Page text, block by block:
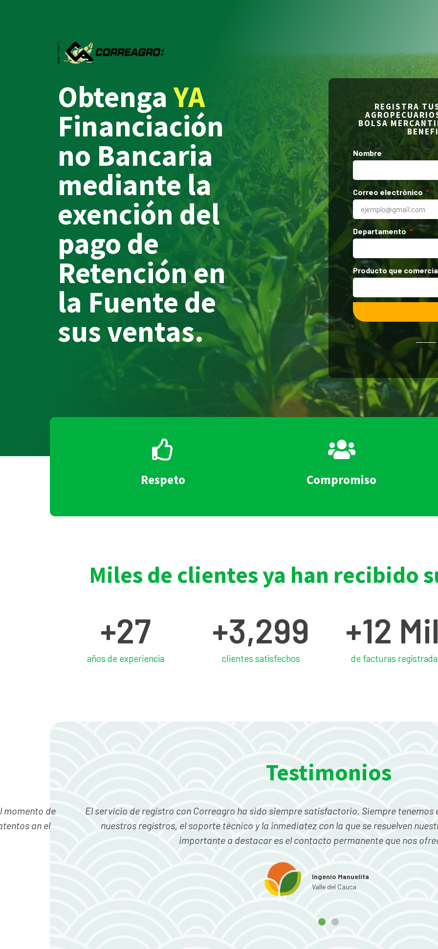
ObtengaYA
Financiación
no Bancaria
mediante la
exención del
pago de
Retención en
la Fuente de
sus ventas.
REGISTRA
BOLSA
Nombre
Correo electrónico
Departamento
Producto que
Respeto Compromiso
Miles de clientes ya han recibido
años de experiencia
+27
clientes satisfechos
+3,299
de facturas
+12
Testimonios
con
Lo mas
El servicio con los registros de la Bolsa Mercantil ha sido excelente siempre son muy
dar respuesta. Los registros se envían siempre en el mismo día a registrar. Siempre
servicio.
DNA Distrinal
Valle del Cauca